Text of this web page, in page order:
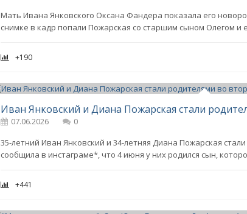
Мать Ивана Янковского Оксана Фандера показала его
снимке в кадр попали Пожарская со старшим сыном Олегом и
+190
Иван Янковский и Диана Пожарская стали
07.06.2026
0
35-летний Иван Янковский и 34-летняя Диана Пожарская
сообщила в инстаграме*, что 4 июня у них родился сын,
+441